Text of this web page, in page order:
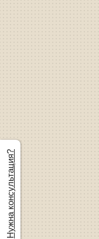
Нужна консультация?